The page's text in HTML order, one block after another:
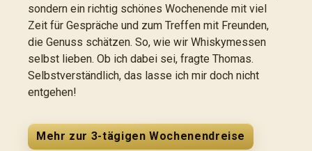
sondern ein richtig schönes Wochenende mit viel
Zeit für Gespräche und zum Treffen mit Freunden,
die Genuss schätzen. So, wie wir Whiskymessen
selbst lieben. Ob ich dabei sei, fragte Thomas.
Selbstverständlich, das lasse ich mir doch nicht
entgehen!
Mehr zur 3-tägigen Wochenendreise